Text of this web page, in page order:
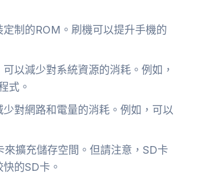
制的ROM。刷機可以提升手機的
以減少對系統資源的消耗。例如，
式。
對網路和電量的消耗。例如，可以
擴充儲存空間。但請注意，SD卡
的SD卡。